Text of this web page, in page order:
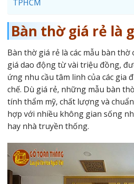
TPHCM
Bàn thờ giá rẻ là
Bàn thờ giá rẻ là các mẫu bàn thờ
giá dao động từ vài triệu đồng,
ứng nhu cầu tâm linh của các gia
chế. Dù giá rẻ, những mẫu bàn
tính thẩm mỹ, chất lượng và
hợp với nhiều không gian sống
hay nhà truyền thống.